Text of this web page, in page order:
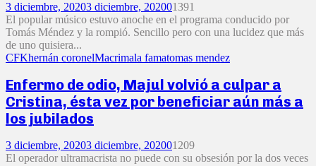
3 diciembre, 20203 diciembre, 202001391
El popular músico estuvo anoche en el programa conducido por
Tomás Méndez y la rompió. Sencillo pero con una lucidez que más
de uno quisiera...
CFKhernán coronelMacrimala famatomas mendez
Enfermo de odio, Majul volvió a culpar a
Cristina, ésta vez por beneficiar aún más a
los jubilados
3 diciembre, 20203 diciembre, 202001209
El operador ultramacrista no puede con su obsesión por la dos veces